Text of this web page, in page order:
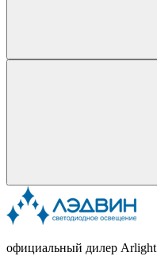
официальный дилер Arlight